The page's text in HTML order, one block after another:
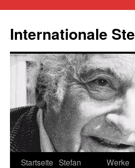
springen
Internationale
Startseite Stefan
Werke